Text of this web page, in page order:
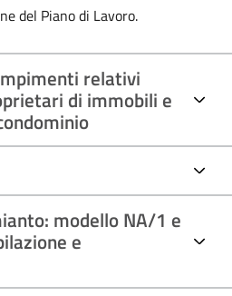
del Piano di Lavoro.
relativi
di immobili e
modello NA/1 e
e